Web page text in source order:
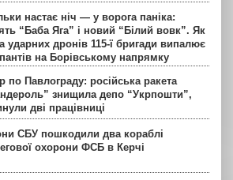
настає ніч — у ворога паніка:
“Баба Яга” і новий “Білий вовк”. Як
ударних дронів 115-ї бригади випалює
на Борівському напрямку
по Павлограду: російська ракета
знищила депо “Укрпошти”,
дві працівниці
СБУ пошкодили два кораблі
охорони ФСБ в Керчі